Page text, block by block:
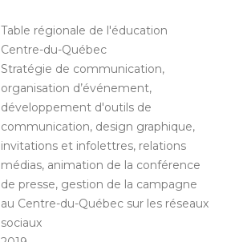
Table régionale de l'éducation
Centre-du-Québec
Stratégie de communication,
organisation d’événement,
développement d'outils de
communication, design graphique,
invitations et infolettres, relations
médias, animation de la conférence
de presse, gestion de la campagne
au Centre-du-Québec sur les réseaux
sociaux